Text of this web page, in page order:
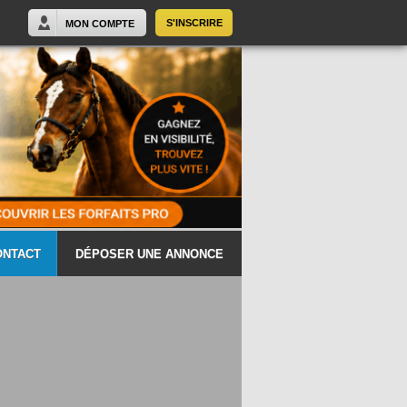
S'INSCRIRE
MON COMPTE
DÉPOSER UNE ANNONCE